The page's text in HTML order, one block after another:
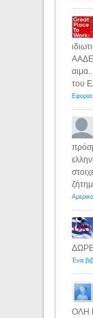
ΑΑΔΕ
του
ΟΛΗ